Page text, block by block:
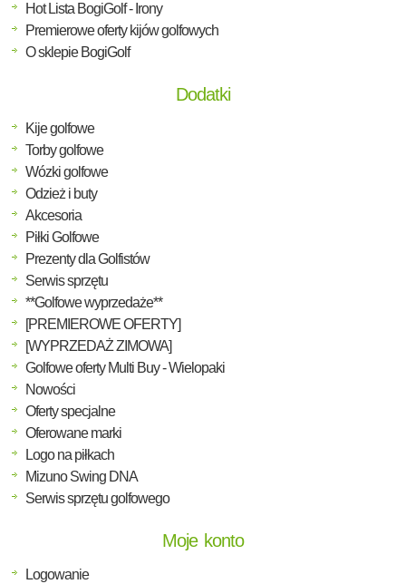
Hot Lista BogiGolf - Irony
Premierowe oferty kijów golfowych
O sklepie BogiGolf
Dodatki
Kije golfowe
Torby golfowe
Wózki golfowe
Odzież i buty
Akcesoria
Piłki Golfowe
Prezenty dla Golfistów
Serwis sprzętu
**Golfowe wyprzedaże**
[PREMIEROWE OFERTY]
[WYPRZEDAŻ ZIMOWA]
Golfowe oferty Multi Buy - Wielopaki
Nowości
Oferty specjalne
Oferowane marki
Logo na piłkach
Mizuno Swing DNA
Serwis sprzętu golfowego
Moje konto
Logowanie